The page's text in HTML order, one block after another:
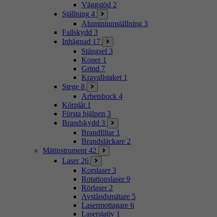
Väggstöd 2
Ställning 4
Aluminiumställning 3
Fallskydd 3
Inhägnad 17
Stängsel 3
Koner 1
Grind 7
Kravallstaket 1
Stege 8
Arbetsbock 4
Körplåt 1
Första hjälpen 3
Brandskydd 3
Brandfiltar 1
Brandsläckare 2
Mätinstrument 42
Laser 26
Korslaser 3
Rotationslaser 9
Rörlaser 2
Avståndsmätare 5
Lasermottagare 6
Laserstativ 1